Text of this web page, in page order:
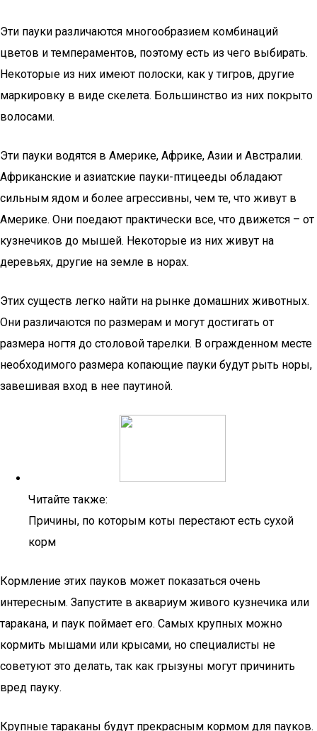
Эти пауки различаются многообразием комбинаций
цветов и темпераментов, поэтому есть из чего выбирать.
Некоторые из них имеют полоски, как у тигров, другие
маркировку в виде скелета. Большинство из них покрыто
волосами.
Эти пауки водятся в Америке, Африке, Азии и Австралии.
Африканские и азиатские пауки-птицееды обладают
сильным ядом и более агрессивны, чем те, что живут в
Америке. Они поедают практически все, что движется – от
кузнечиков до мышей. Некоторые из них живут на
деревьях, другие на земле в норах.
Этих существ легко найти на рынке домашних животных.
Они различаются по размерам и могут достигать от
размера ногтя до столовой тарелки. В огражденном месте
необходимого размера копающие пауки будут рыть норы,
завешивая вход в нее паутиной.
Читайте также:
Причины, по которым коты перестают есть сухой
корм
Кормление этих пауков может показаться очень
интересным. Запустите в аквариум живого кузнечика или
таракана, и паук поймает его. Самых крупных можно
кормить мышами или крысами, но специалисты не
советуют это делать, так как грызуны могут причинить
вред пауку.
Крупные тараканы будут прекрасным кормом для пауков.